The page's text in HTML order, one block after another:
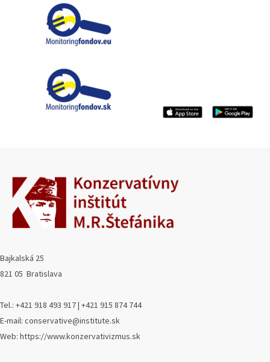
Bajkalská 25
821 05 Bratislava
Tel.: +421 918 493 917 | +421 915 874 744
E-mail: conservative@institute.sk
Web: https://www.konzervativizmus.sk